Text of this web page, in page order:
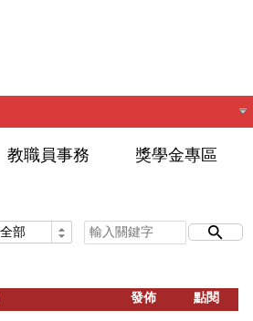
教職員事務
獎學金專區
發佈 點閱